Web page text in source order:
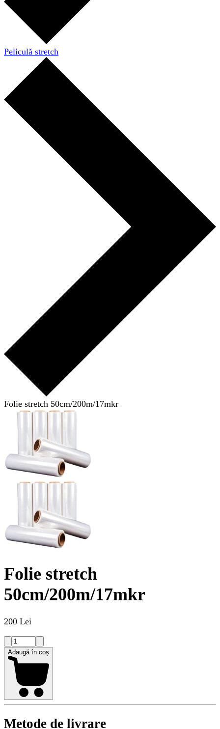
Peliculă stretch
Folie stretch 50cm/200m/17mkr
Folie stretch
50cm/200m/17mkr
200 Lei
Adaugă în coș
Metode de livrare